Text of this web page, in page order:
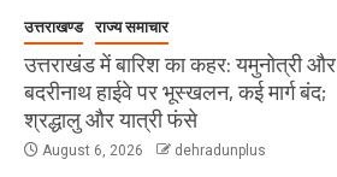
उत्तराखण्ड राज्य समाचार
उत्तराखंड में बारिश का कहर: यमुनोत्री और
बदरीनाथ हाईवे पर भूस्खलन, कई मार्ग बंद;
श्रद्धालु और यात्री फंसे
August 6, 2026 dehradunplus